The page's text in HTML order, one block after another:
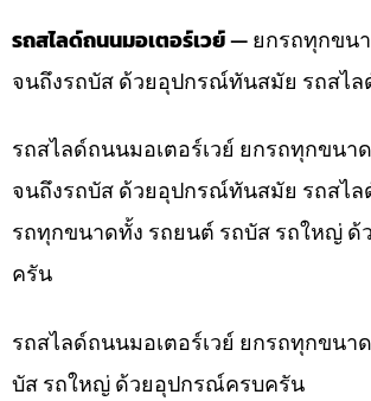
รถสไลด์ถนนมอเตอร์เวย์— ยกรถทุกขน
จนถึงรถบัส ด้วยอุปกรณ์ทันสมัย รถสไล
รถสไลด์ถนนมอเตอร์เวย์ ยกรถทุกขนา
จนถึงรถบัส ด้วยอุปกรณ์ทันสมัย รถสไล
รถทุกขนาดทั้ง รถยนต์ รถบัส รถใหญ่
ครัน
รถสไลด์ถนนมอเตอร์เวย์ ยกรถทุกขนา
บัส รถใหญ่ ด้วยอุปกรณ์ครบครัน